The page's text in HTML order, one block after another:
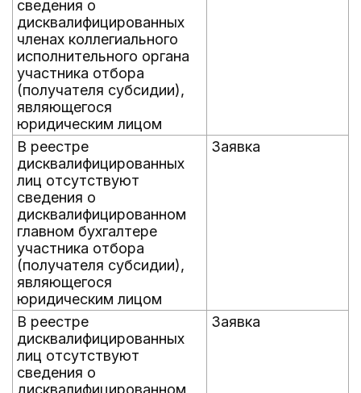
сведения о
дисквалифицированных
членах коллегиального
исполнительного органа
участника отбора
(получателя субсидии),
являющегося
юридическим лицом
В реестре
дисквалифицированных
лиц отсутствуют
сведения о
дисквалифицированном
главном бухгалтере
участника отбора
(получателя субсидии),
являющегося
юридическим лицом
Заявка
В реестре
дисквалифицированных
лиц отсутствуют
сведения о
дисквалифицированном
Заявка